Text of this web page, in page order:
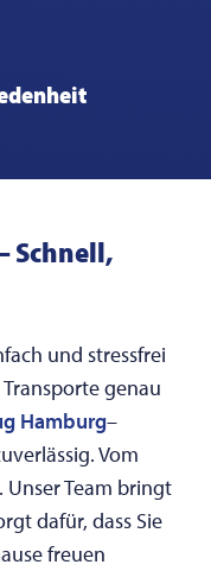
Schnell,
und stressfrei
genau
Hamburg–
Vom
Team bringt
dafür, dass Sie
freuen